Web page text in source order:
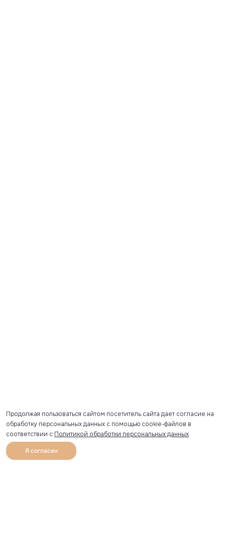
Каталог Избранное
Продолжая пользоваться сайтом посетитель сайта дает согласие на
обработку персональных данных с помощью cookie-файлов в
соответствии с Политикой обработки персональных данных.
Я согласен